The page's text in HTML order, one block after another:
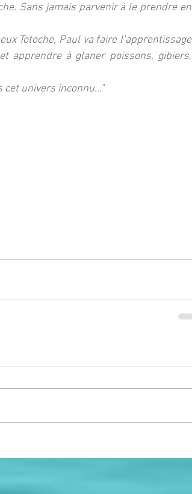
Sans jamais parvenir à le prendre en
Totoche, Paul va faire l’apprentissage
apprendre à glaner poissons, gibiers,
cet univers inconnu…"